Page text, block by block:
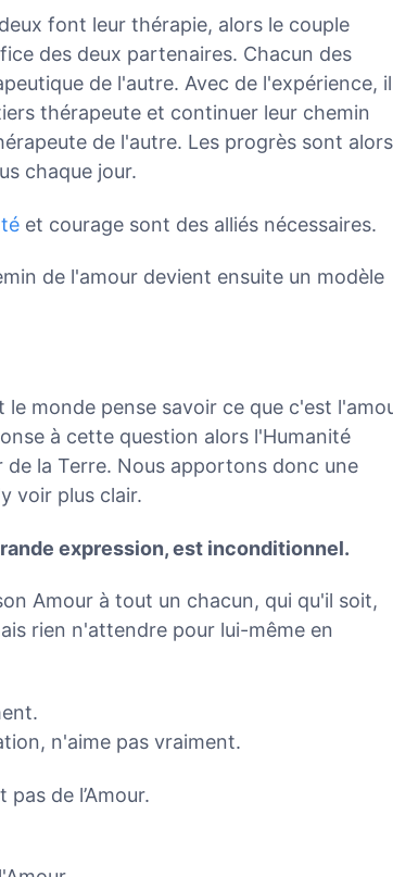
font leur thérapie, alors le couple
des deux partenaires. Chacun des
de l'autre. Avec de l'expérience,
thérapeute et continuer leur chemin
de l'autre. Les progrès sont alors
chaque jour.
et courage sont des alliés nécessaires.
de l'amour devient ensuite un modèle
monde pense savoir ce que c'est
à cette question alors l'Humanité
la Terre. Nous apportons donc une
voir plus clair.
expression, est inconditionnel.
Amour à tout un chacun, qui qu'il soit,
rien n'attendre pour lui-même en
n'aime pas vraiment.
pas de l’Amour.